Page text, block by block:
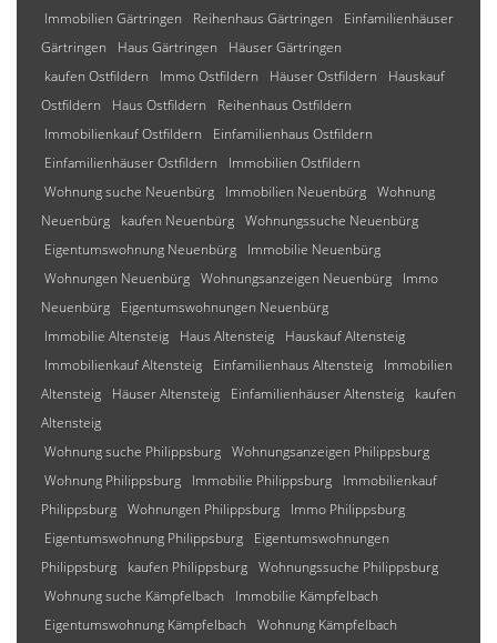
Immobilien Gärtringen
Reihenhaus Gärtringen
Einfamilienhäuser
Gärtringen
Haus Gärtringen
Häuser Gärtringen
kaufen Ostfildern
Immo Ostfildern Häuser Ostfildern
Hauskauf
Ostfildern
Haus Ostfildern
Reihenhaus Ostfildern
Immobilienkauf Ostfildern
Einfamilienhaus Ostfildern
Einfamilienhäuser Ostfildern
Immobilien Ostfildern
Wohnung suche Neuenbürg
Immobilien Neuenbürg Wohnung
Neuenbürg
kaufen Neuenbürg Wohnungssuche Neuenbürg
Eigentumswohnung Neuenbürg
Immobilie Neuenbürg
Wohnungen Neuenbürg Wohnungsanzeigen Neuenbürg
Immo
Neuenbürg
Eigentumswohnungen Neuenbürg
Immobilie Altensteig
Haus Altensteig
Hauskauf Altensteig
Immobilienkauf Altensteig
Einfamilienhaus Altensteig
Immobilien
Altensteig
Häuser Altensteig Einfamilienhäuser Altensteig
kaufen
Altensteig
Wohnung suche Philippsburg Wohnungsanzeigen Philippsburg
Wohnung Philippsburg
Immobilie Philippsburg
Immobilienkauf
Philippsburg Wohnungen Philippsburg
Immo Philippsburg
Eigentumswohnung Philippsburg
Eigentumswohnungen
Philippsburg
kaufen Philippsburg Wohnungssuche Philippsburg
Wohnung suche Kämpfelbach
Immobilie Kämpfelbach
Eigentumswohnung Kämpfelbach
Wohnung Kämpfelbach